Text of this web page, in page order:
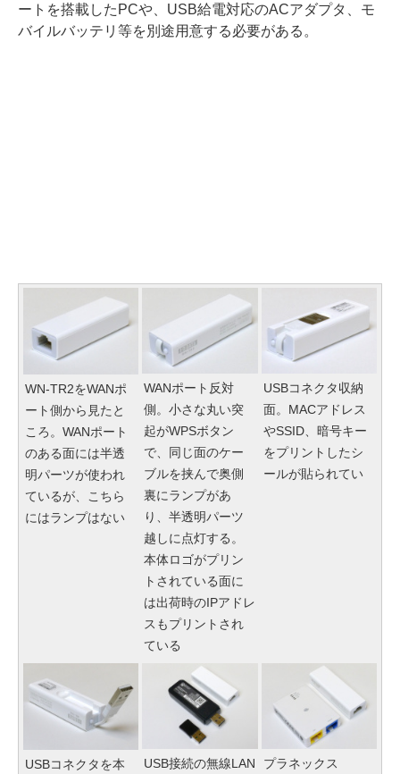
ートを搭載したPCや、USB給電対応のACアダプタ、モ
バイルバッテリ等を別途用意する必要がある。
WN-TR2をWANポ
ート側から見たと
ころ。WANポート
のある面には半透
明パーツが使われ
ているが、こちら
にはランプはない
WANポート反対
側。小さな丸い突
起がWPSボタン
で、同じ面のケー
ブルを挟んで奥側
裏にランプがあ
り、半透明パーツ
越しに点灯する。
本体ロゴがプリン
トされている面に
は出荷時のIPアドレ
スもプリントされ
ている
USBコネクタ収納
面。MACアドレス
やSSID、暗号キー
をプリントしたシ
ールが貼られてい
USBコネクタを本
USB接続の無線LAN
プラネックス